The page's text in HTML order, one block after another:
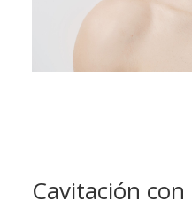
Cavitación con